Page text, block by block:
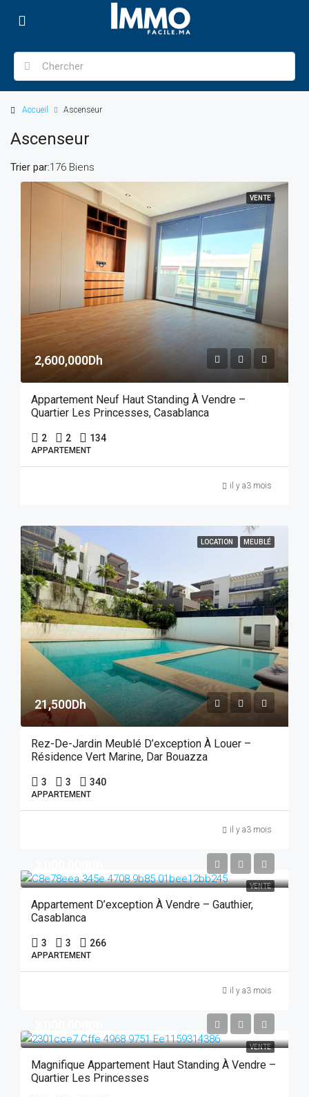
Accueil Ascenseur
Ascenseur
176 Biens
Trier par:
VENTE
2,600,000Dh
Appartement Neuf Haut Standing À Vendre –
Quartier Les Princesses, Casablanca
2 2 134
APPARTEMENT
il y a3 mois
LOCATION MEUBLÉ
21,500Dh
Rez-De-Jardin Meublé D’exception À Louer –
Résidence Vert Marine, Dar Bouazza
3 3 340
APPARTEMENT
il y a3 mois
VENTE
Appartement D’exception À Vendre – Gauthier,
Casablanca
3 3 266
APPARTEMENT
il y a3 mois
VENTE
Magnifique Appartement Haut Standing À Vendre –
Quartier Les Princesses